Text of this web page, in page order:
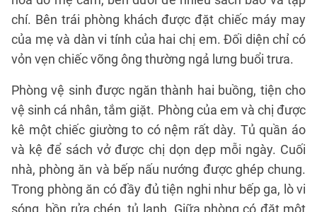
chí. Bên trái phòng khách được đặt chiếc máy may
của mẹ và dàn vi tính của hai chị em. Đối diện chỉ có
vỏn vẹn chiếc võng ông thường ngả lưng buổi trưa.
Phòng vệ sinh được ngăn thành hai buồng, tiện cho
vệ sinh cá nhân, tắm giặt. Phòng của em và chị được
kê một chiếc giường to có nệm rất dày. Tủ quần áo
và kệ để sách vở được chị dọn dẹp mỗi ngày. Cuối
nhà, phòng ăn và bếp nấu nướng được ghép chung.
Trong phòng ăn có đầy đủ tiện nghi như bếp ga, lò vi
sóng, bồn rửa chén, tủ lạnh. Giữa phòng có đặt một